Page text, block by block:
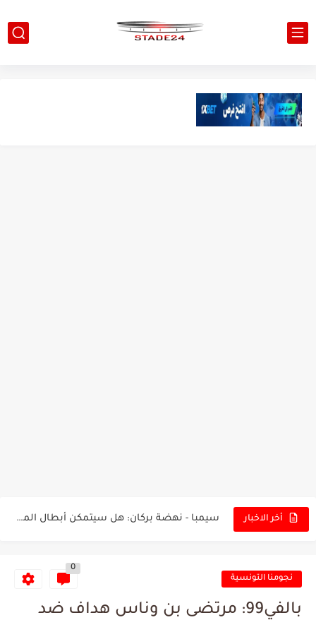
أخر الاخبار سيمبا - نهضة بركان: هل سيتمكن أبطال المغرب من الحفاظ...
البرنامج الكامل لنهائي البطولة بين الاتحاد المنستيري والنادي الإفريقي نجومنا التونسية
0
بالفي99: مرتضى بن وناس هداف ضد